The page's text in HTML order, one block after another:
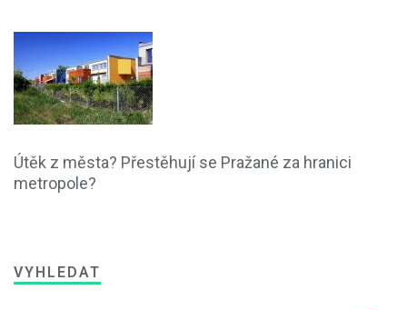
Útěk z města? Přestěhují se Pražané za hranici
metropole?
VYHLEDAT